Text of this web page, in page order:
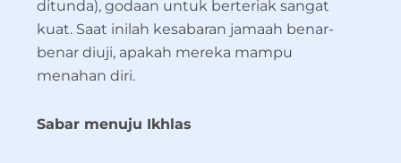
ditunda), godaan untuk berteriak sangat
kuat. Saat inilah kesabaran jamaah benar-
benar diuji, apakah mereka mampu
menahan diri.
Sabar menuju Ikhlas